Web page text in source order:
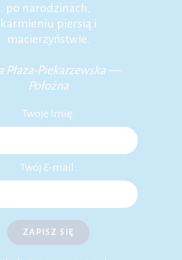
po narodzinach,
karmieniu piersią i
macierzyństwie.
Płaza-Piekarzewska —
Położna
Twoje Imię:
Twój E-mail:
ZAPISZ SIĘ